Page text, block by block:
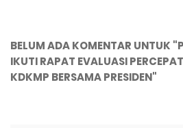
BELUM ADA KOMENTAR UNTUK
IKUTI RAPAT EVALUASI
KDKMP BERSAMA PRESIDEN"